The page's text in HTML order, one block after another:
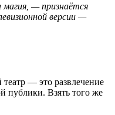
магия, — признаётся
версии —
— это развлечение
публики. Взять того же